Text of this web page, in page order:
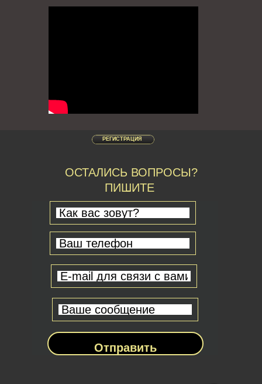
Отправить
РЕГИСТРАЦИЯ
ОСТАЛИСЬ ВОПРОСЫ?
ПИШИТЕ